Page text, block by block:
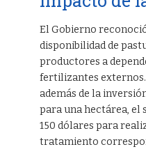
El Gobierno
disponibilidad de
productores a
fertilizantes externos.
además de la
para una hectárea, el
150 dólares para
tratamiento